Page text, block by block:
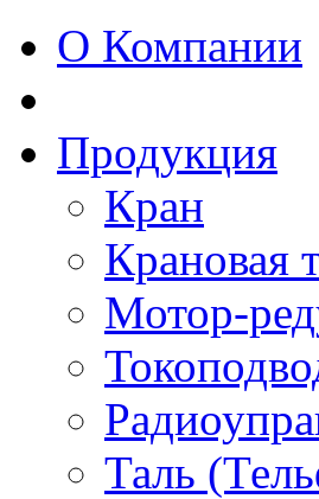
О Компании
Продукция
Кран
Крановая
Мотор-
Таль